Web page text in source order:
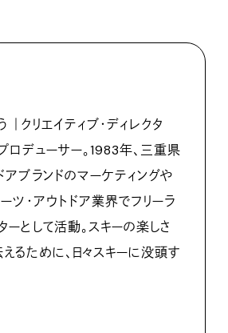
｜クリエイティブ・ディレクタ
ロデューサー。1983年、三重県
アブランドのマーケティングや
ツ・アウトドア業界でフリーラ
ーとして活動。スキーの楽しさ
るために、日々スキーに没頭す